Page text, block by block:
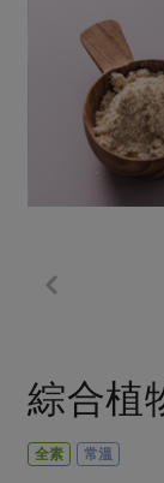
水畜加工品
調理食材・點心
調味醬料/南北貨
休閒零嘴
家庭清潔
日用品
料理方式
烘焙．點心
湯品．鍋物
主題食譜
傳到心坎裡，誠
合作25-經典快閃
合作25-精選產品
更多當季產品
主婦聯盟X樂齡
2024農業發展計
更多議題活動
關注議題
減硝酸鹽
非基改運動
廢核運動
公益金
生活者e週
綠主張月
產品檢驗
自主把關
檢驗報告
社員權益
選舉專區
綜合植
全素 常溫